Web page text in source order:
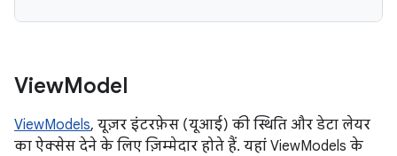
ViewModel
ViewModels, यूज़र इंटरफ़ेस (यूआई) की स्थिति और डेटा लेयर
का ऐक्सेस देने के लिए ज़िम्मेदार होते हैं. यहां ViewModels के